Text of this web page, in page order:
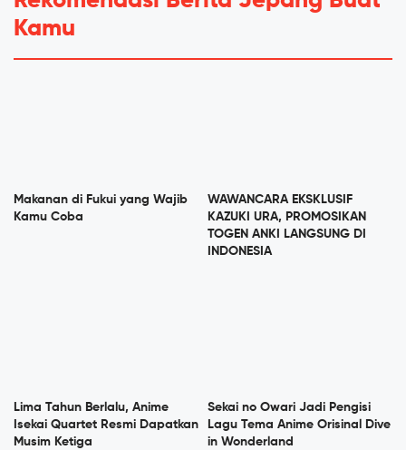
Kamu
Makanan di Fukui yang Wajib
Kamu Coba
WAWANCARA EKSKLUSIF
KAZUKI URA, PROMOSIKAN
TOGEN ANKI LANGSUNG DI
INDONESIA
Lima Tahun Berlalu, Anime
Isekai Quartet Resmi Dapatkan
Musim Ketiga
Sekai no Owari Jadi Pengisi
Lagu Tema Anime Orisinal Dive
in Wonderland